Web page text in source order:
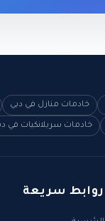
خادمات منازل في دبي
خادمات سريلانكيات في
روابط سريعة